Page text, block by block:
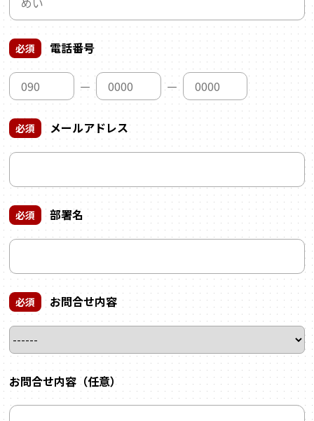
必須 電話番号
― ―
必須 メールアドレス
必須 部署名
必須 お問合せ内容
お問合せ内容（任意）